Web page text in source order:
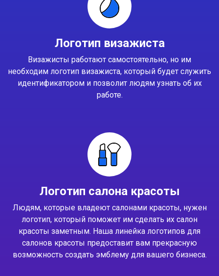
Логотип визажиста
Визажисты работают самостоятельно, но им
необходим логотип визажиста, который будет служить
идентификатором и позволит людям узнать об их
работе.
Логотип салона красоты
Людям, которые владеют салонами красоты, нужен
логотип, который поможет им сделать их салон
красоты заметным. Наша линейка логотипов для
салонов красоты предоставит вам прекрасную
возможность создать эмблему для вашего бизнеса.